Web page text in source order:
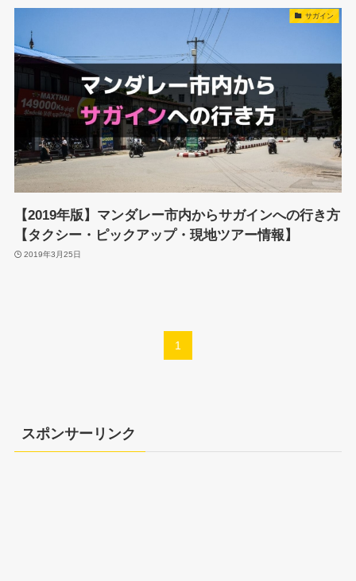
サガイン
【2019年版】マンダレー市内からサガインへの行き方
【タクシー・ピックアップ・現地ツアー情報】
2019年3月25日
1
スポンサーリンク